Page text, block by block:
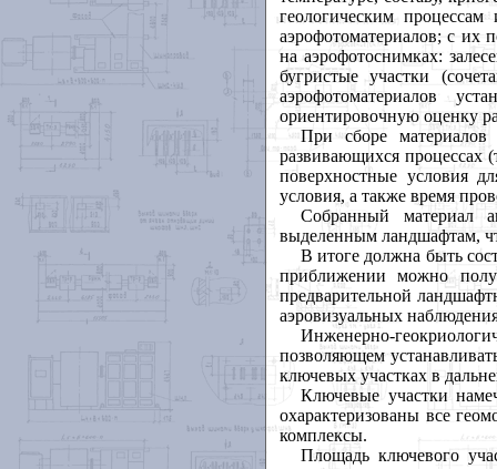
геологическим
аэрофотоматериалов; с их
на аэрофотоснимках:
бугристые участки
аэрофотоматериалов
ориентировочную оценку
При сборе материалов
развивающихся процессах
поверхностные условия
условия, а также время
Собранный материал
выделенным ландшафтам,
В итоге должна быть
приближении можно
предварительной
аэровизуальных
Инженерно-
позволяющем
ключевых участках в
Ключевые участки
охарактеризованы все
комплексы.
Площадь ключевого